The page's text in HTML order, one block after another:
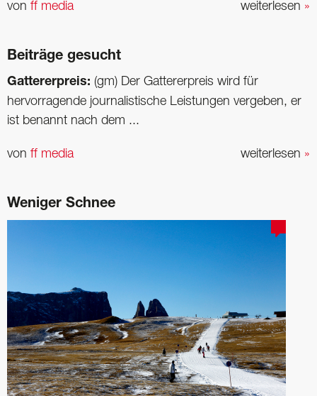
weiterlesen »
von ff media
Beiträge gesucht
Gattererpreis: (gm) Der Gattererpreis wird für
hervorragende journalistische Leistungen vergeben, er
ist benannt nach dem ...
weiterlesen »
von ff media
Weniger Schnee